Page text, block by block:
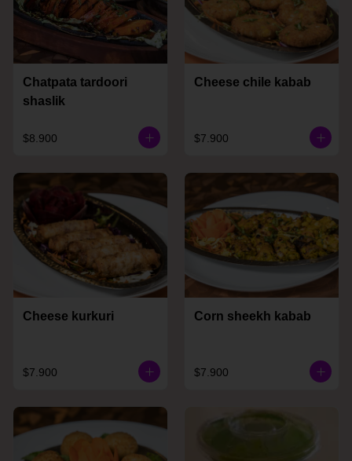
Chatpata tardoori
shaslik
$8.900
Cheese chile kabab
$7.900
Cheese kurkuri
$7.900
Corn sheekh kabab
$7.900